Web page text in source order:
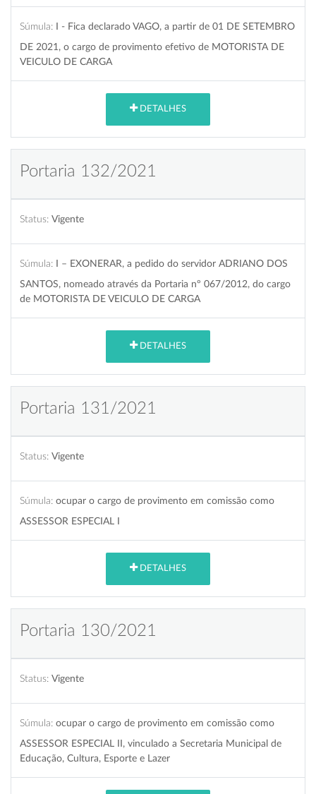
Súmula: I - Fica declarado VAGO, a partir de 01 DE SETEMBRO
DE 2021, o cargo de provimento efetivo de MOTORISTA DE
VEICULO DE CARGA
DETALHES
Portaria 132/2021
Status: Vigente
Súmula: I – EXONERAR, a pedido do servidor ADRIANO DOS
SANTOS, nomeado através da Portaria nº 067/2012, do cargo
de MOTORISTA DE VEICULO DE CARGA
DETALHES
Portaria 131/2021
Status: Vigente
Súmula: ocupar o cargo de provimento em comissão como
ASSESSOR ESPECIAL I
DETALHES
Portaria 130/2021
Status: Vigente
Súmula: ocupar o cargo de provimento em comissão como
ASSESSOR ESPECIAL II, vinculado a Secretaria Municipal de
Educação, Cultura, Esporte e Lazer